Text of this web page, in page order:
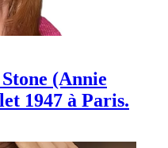
(Annie
1947 à Paris.